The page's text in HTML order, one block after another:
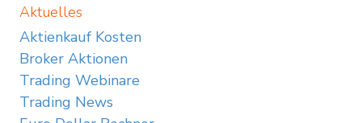
Aktuelles
Aktienkauf Kosten
Broker Aktionen
Trading Webinare
Trading News